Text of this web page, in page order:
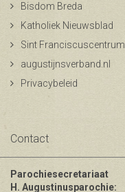
Bisdom Breda
Katholiek Nieuwsblad
Sint Franciscuscentrum
augustijnsverband.nl
Privacybeleid
Contact
Parochiesecretariaat
H. Augustinusparochie: